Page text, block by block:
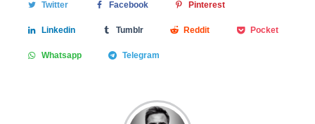
Twitter Facebook Pinterest
Linkedin Tumblr Reddit Pocket
Whatsapp Telegram